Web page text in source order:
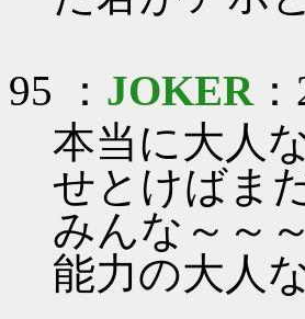
95 ： JOKER：
本当に大人
せとけばま
みんな～～
能力の大人